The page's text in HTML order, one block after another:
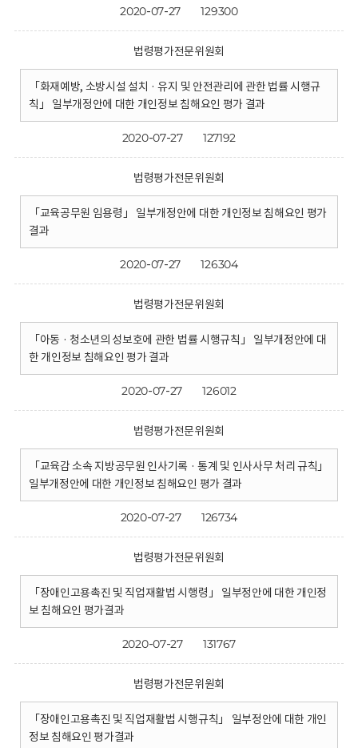
2020-07-27 129300
법령평가전문위원회
「화재예방, 소방시설 설치 · 유지 및 안전관리에 관한 법률 시행규
칙」 일부개정안에 대한 개인정보 침해요인 평가 결과
2020-07-27 127192
법령평가전문위원회
「교육공무원 임용령」 일부개정안에 대한 개인정보 침해요인 평가
결과
2020-07-27 126304
법령평가전문위원회
「아동 · 청소년의 성보호에 관한 법률 시행규칙」 일부개정안에 대
한 개인정보 침해요인 평가 결과
2020-07-27 126012
법령평가전문위원회
「교육감 소속 지방공무원 인사기록 · 통계 및 인사사무 처리 규칙」
일부개정안에 대한 개인정보 침해요인 평가 결과
2020-07-27 126734
법령평가전문위원회
「장애인고용촉진 및 직업재활법 시행령」 일부정안에 대한 개인정
보 침해요인 평가결과
2020-07-27 131767
법령평가전문위원회
「장애인고용촉진 및 직업재활법 시행규칙」 일부정안에 대한 개인
정보 침해요인 평가결과